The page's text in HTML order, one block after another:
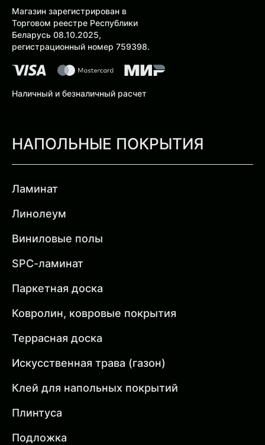
Магазин зарегистрирован в
Торговом реестре Республики
Беларусь 08.10.2025,
регистрационный номер 759398.
Наличный и безналичный расчет
НАПОЛЬНЫЕ ПОКРЫТИЯ
Ламинат
Линолеум
Виниловые полы
SPC-ламинат
Паркетная доска
Ковролин, ковровые покрытия
Террасная доска
Искусственная трава (газон)
Клей для напольных покрытий
Плинтуса
Подложка